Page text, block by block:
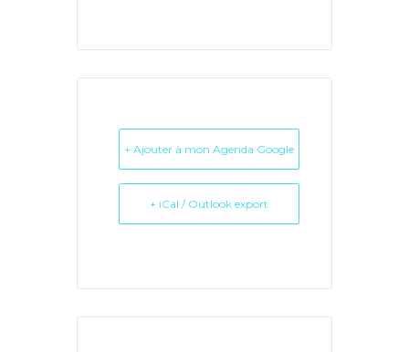
+ Ajouter à mon Agenda Google
+ iCal / Outlook export